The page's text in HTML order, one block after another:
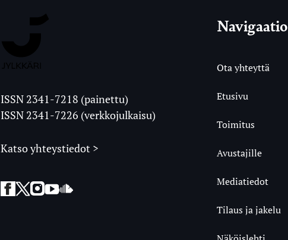
Ylioppilaslehti
ISSN 2341-7218 (painettu)
ISSN 2341-7226 (verkkojulkaisu)
Katso yhteystiedot >
Facebook
Twitter
Instagram
YouTubeSoundCloud
Navigaatio
Ota yhteyttä
Etusivu
Toimitus
Avustajille
Mediatiedot
Tilaus ja jakelu